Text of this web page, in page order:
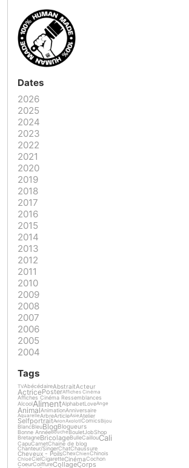
Dates
2026
2025
2024
2023
2022
2021
2020
2019
2018
2017
2016
2015
2014
2013
2012
2011
2010
2009
2008
2007
2006
2005
2004
Tags
TVAbécédaireAbstraitActeur
ActricePosterAffiches Cinéma
Affiches Cinéma Ressemblances
AlcoolAlimentAlphabetLoveAnge
AnimalAnimationAnniversaire
AquarelleArbreArticleAsieAtelier
SelfportraitAvionAxolotlComicsBijou
BlancBleuBlogBlogueurs
Bonne AnnéeBoucheBouletJobShop
BretagneBricolageBulleCaillouCali
CapuCarnetChaine de blog
Chanteur/SingerChatChaussure
Cheveux - PoilsChexChienChinois
ChloéCielCigaretteCinémaCochon
CoeurCoiffureCollageCorps